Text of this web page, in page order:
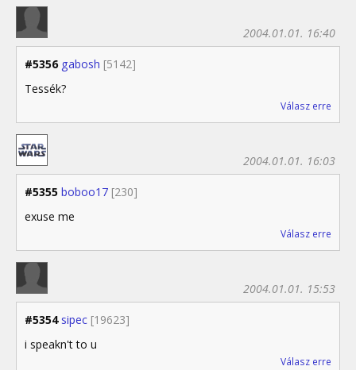
#5356 gabosh [5142]
2004.01.01. 16:40
Tessék?
Válasz erre
#5355 boboo17 [230]
2004.01.01. 16:03
exuse me
Válasz erre
#5354 sipec [19623]
2004.01.01. 15:53
i speakn't to u
Válasz erre